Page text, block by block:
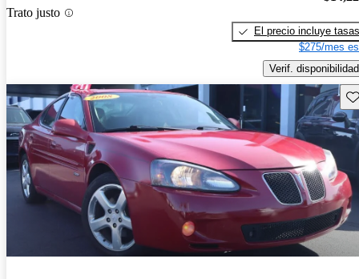
Trato justo
El precio incluye tasas
$275/mes
Verif. disponibilidad